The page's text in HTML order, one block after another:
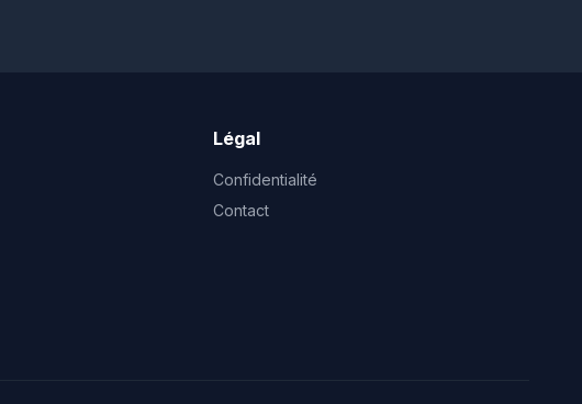
Légal
Confidentialité
Contact